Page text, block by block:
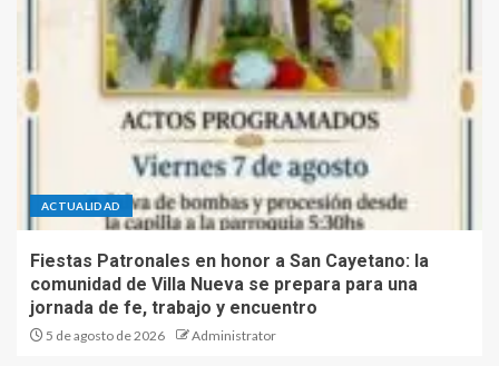
ACTUALIDAD
Fiestas Patronales en honor a San Cayetano: la
comunidad de Villa Nueva se prepara para una
jornada de fe, trabajo y encuentro
5 de agosto de 2026 Administrator